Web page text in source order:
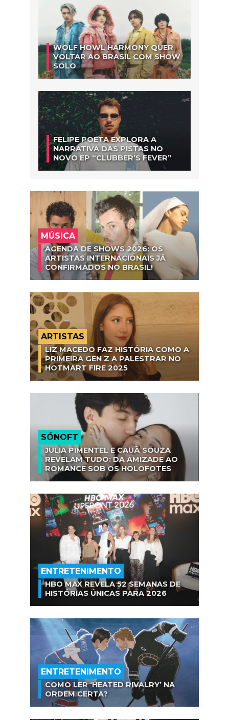
WOLF HOWL HARMONY QUER
VOLTAR AO BRASIL COM SHOW
SOLO
FELIPE POETA EXPLORA A
NARRATIVA DAS PISTAS NO
NOVO EP “CLUBBER’S FEVER”
MÚSICA
AGENDA DE SHOWS 2026: OS
ARTISTAS INTERNACIONAIS JÁ
CONFIRMADOS NO BRASIL!
ARTISTAS
LIZ MACEDO FAZ HISTÓRIA COMO A
PRIMEIRA GEN Z A PALESTRAR NO
HOTMART FIRE 2025
SÓNOFT
JULIA PIMENTEL E CAUÃ SOUZA
REVELAM TUDO: DA AMIZADE AO
ROMANCE SOB OS HOLOFOTES
ENTRETENIMENTO
HBO MAX REVELA 52 SEMANAS DE
HISTÓRIAS ÚNICAS PARA 2026
ENTRETENIMENTO
COMO LER ‘HEATED RIVALRY’ NA
ORDEM CERTA?